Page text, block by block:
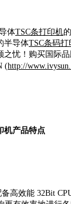
体TSC条打印机
半导体TSC条码
之忧！购买国际
(http://
机产品特点
高效能 32Bit